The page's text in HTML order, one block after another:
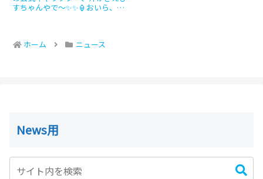
すちゃんやで〜✨✨🏮おいら、今
初めてのブログやから、おいらの
ホーム ニュース
News用